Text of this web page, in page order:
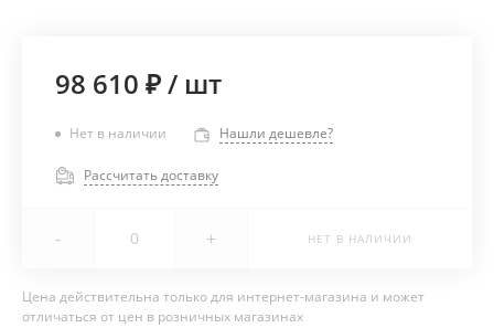
98 610 ₽/ шт
Нет в наличии Нашли дешевле?
Рассчитать доставку
- + НЕТ В НАЛИЧИИ
Цена действительна только для интернет-магазина и может
отличаться от цен в розничных магазинах